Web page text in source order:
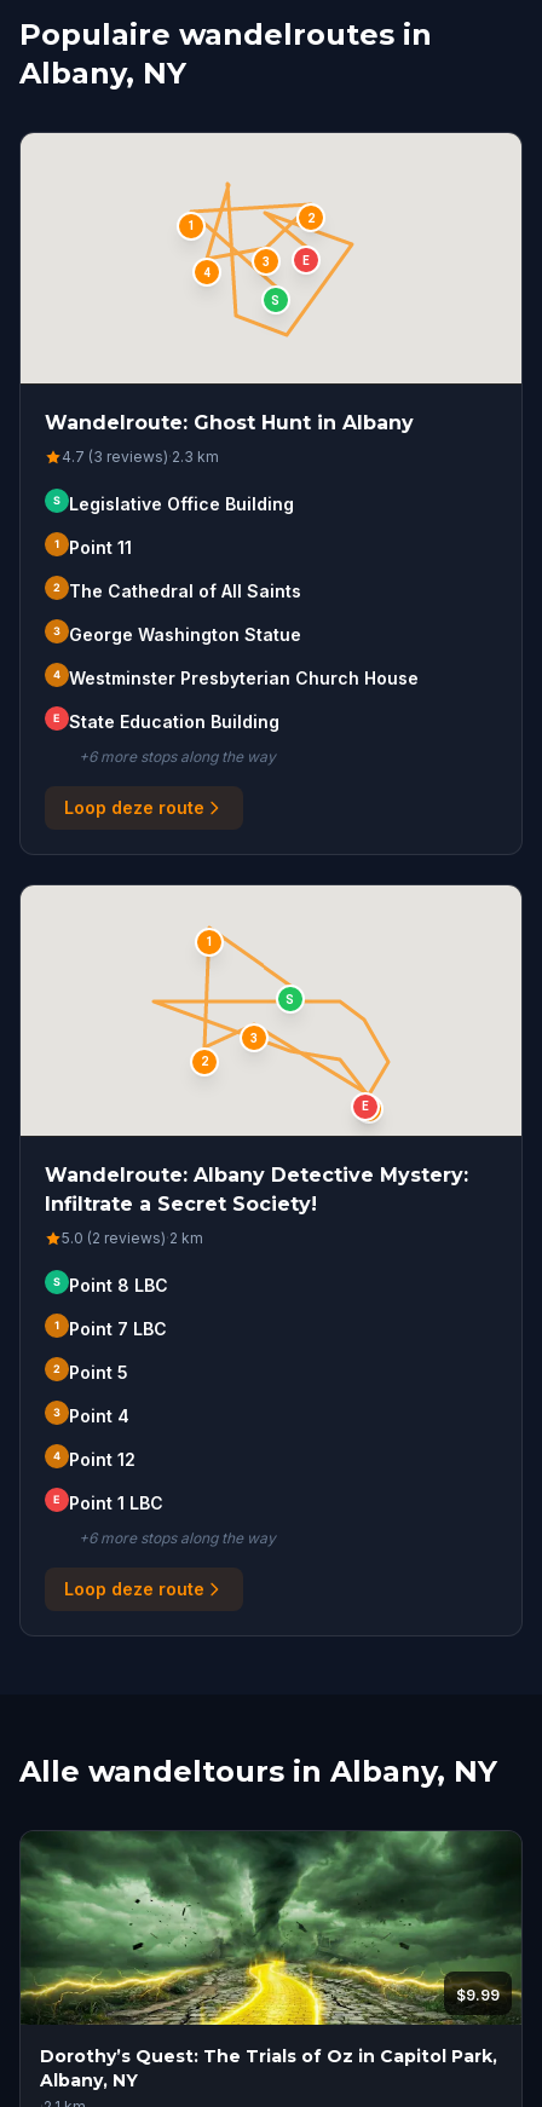
Populaire wandelroutes in
Albany, NY
S
1
2
3
4
E
Wandelroute: Ghost Hunt in Albany
4.7 (3 reviews)·2.3 km
S Legislative Office Building
1 Point 11
2 The Cathedral of All Saints
3 George Washington Statue
4 Westminster Presbyterian Church House
E State Education Building
+6more stopsalong the way
Loop deze route
S
1
2
3
4
E
Wandelroute: Albany Detective Mystery:
Infiltrate a Secret Society!
5.0 (2 reviews)·2 km
S Point 8 LBC
1 Point 7 LBC
2 Point 5
3 Point 4
4 Point 12
E Point 1 LBC
+6more stopsalong the way
Loop deze route
Alle wandeltours in Albany, NY
$9.99
Dorothy’s Quest: The Trials of Oz in Capitol Park,
Albany, NY